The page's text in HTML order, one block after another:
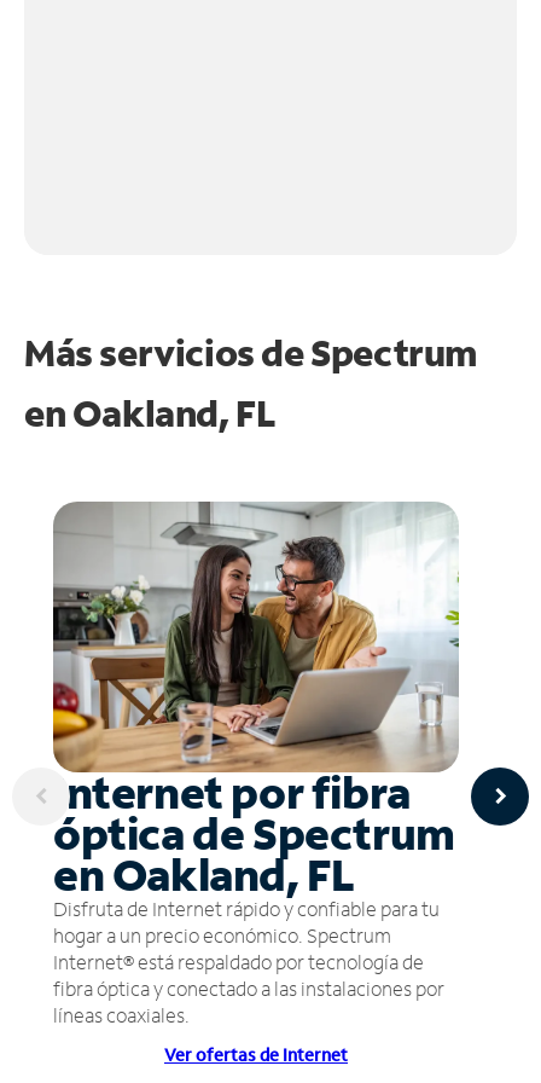
Más servicios de Spectrum
enOakland, FL
Internet por fibra
óptica de Spectrum
en Oakland, FL
Disfruta de Internet rápido y confiable para tu
hogar a un precio económico. Spectrum
Internet® está respaldado por tecnología de
fibra óptica y conectado a las instalaciones por
líneas coaxiales.
Ver ofertas de Internet